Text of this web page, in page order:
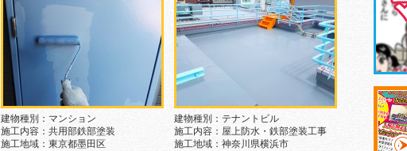
建物種別：マンション
施工内容：共用部鉄部塗装
施工地域：東京都墨田区
建物種別：テナントビル
施工内容：屋上防水・鉄部塗装工事
施工地域：神奈川県横浜市